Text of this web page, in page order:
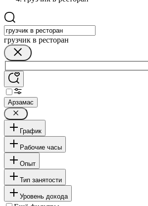
грузчик в ресторан
Арзамас
График
Рабочие часы
Опыт
Тип занятости
Уровень дохода